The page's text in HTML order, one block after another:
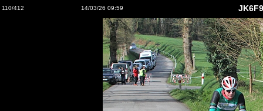
110/412 14/03/26 09:59